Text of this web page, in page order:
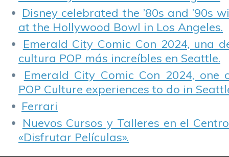
Disney celebrated the ’80s and ’90s
at the Hollywood Bowl in Los Angeles.
Emerald City Comic Con 2024, una
cultura POP más increíbles en Seattle.
Emerald City Comic Con 2024,
POP Culture experiences to do in
Ferrari
Nuevos Cursos y Talleres en el
«Disfrutar Películas».